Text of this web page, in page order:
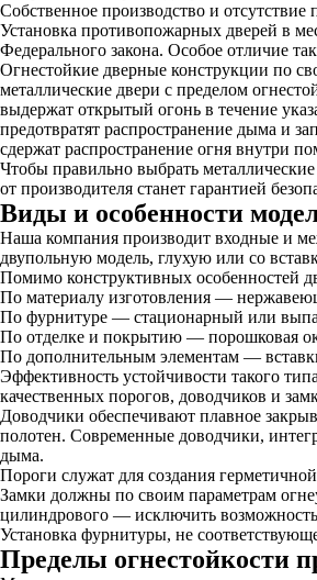
Собственное производство и отсутствие
Установка противопожарных дверей в
Федерального закона. Особое отличие
Огнестойкие дверные конструкции по
металлические двери с пределом
выдержат открытый огонь в течение
предотвратят распространение дыма и
сдержат распространение огня внутри
Чтобы правильно выбрать
от производителя станет гарантией
Виды и особенности
Наша компания производит входные и
двупольную модель, глухую или со
Помимо конструктивных особенностей
По материалу изготовления —
По фурнитуре — стационарный или
По отделке и покрытию — порошковая
По дополнительным элементам —
Эффективность устойчивости такого
качественных порогов, доводчиков и
Доводчики обеспечивают плавное
полотен. Современные доводчики,
дыма.
Пороги служат для создания
Замки должны по своим параметрам
цилиндрового — исключить
Установка фурнитуры, не
Пределы огнестойкости